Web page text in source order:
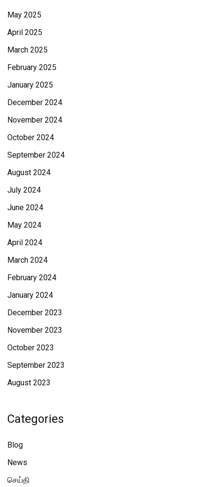
May 2025
April 2025
March 2025
February 2025
January 2025
December 2024
November 2024
October 2024
September 2024
August 2024
July 2024
June 2024
May 2024
April 2024
March 2024
February 2024
January 2024
December 2023
November 2023
October 2023
September 2023
August 2023
Categories
Blog
News
செய்தி